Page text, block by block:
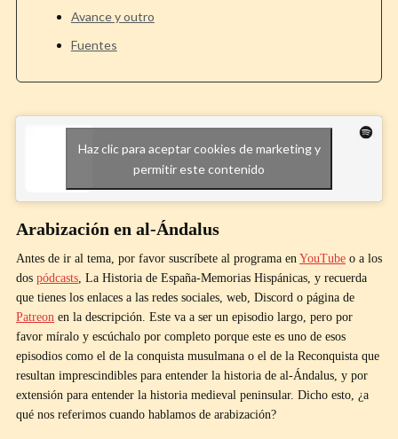
Avance y outro
Fuentes
Haz clic para aceptar cookies de marketing y
permitir este contenido
Arabización en al-Ándalus
Antes de ir al tema, por favor suscríbete al programa en YouTube o a los
dos pódcasts, La Historia de España-Memorias Hispánicas, y recuerda
que tienes los enlaces a las redes sociales, web, Discord o página de
Patreon en la descripción. Este va a ser un episodio largo, pero por
favor míralo y escúchalo por completo porque este es uno de esos
episodios como el de la conquista musulmana o el de la Reconquista que
resultan imprescindibles para entender la historia de al-Ándalus, y por
extensión para entender la historia medieval peninsular. Dicho esto, ¿a
qué nos referimos cuando hablamos de arabización?